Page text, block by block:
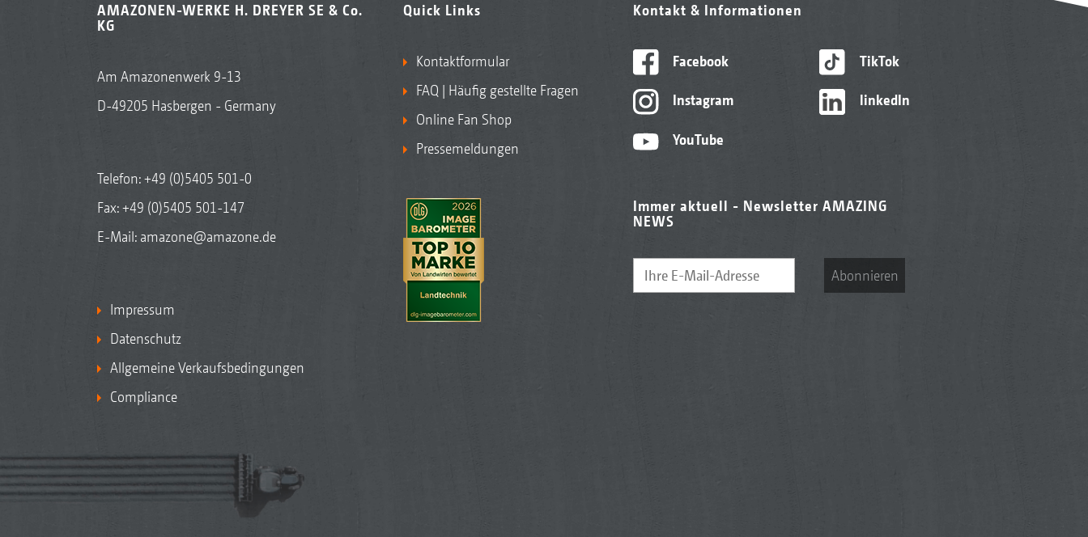
AMAZONEN-WERKE H. DREYER SE & Co.
KG
Am Amazonenwerk 9-13
D-49205 Hasbergen - Germany
Telefon:+49 (0)5405 501-0
Fax: +49 (0)5405 501-147
E-Mail: amazone@amazone.de
Impressum
Datenschutz
Allgemeine Verkaufsbedingungen
Compliance
Quick Links
Kontaktformular
FAQ | Häufig gestellte Fragen
Online Fan Shop
Pressemeldungen
Kontakt & Informationen
Facebook
Instagram
YouTube
TikTok
linkedIn
Immer aktuell - Newsletter AMAZING
NEWS
Abonnieren